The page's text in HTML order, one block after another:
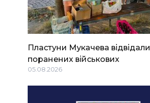
Пластуни Мукачева відвідали
поранених військових
05.08.2026